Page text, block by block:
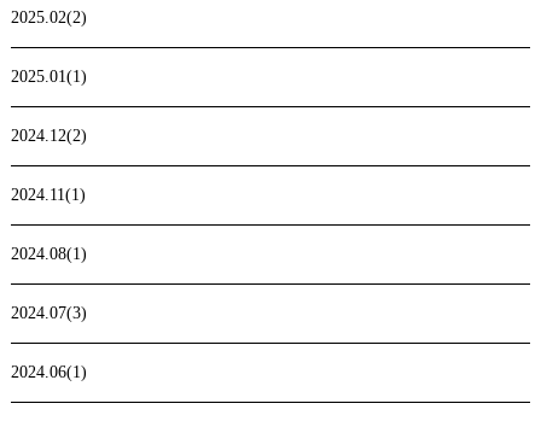
2025.02(2)
2025.01(1)
2024.12(2)
2024.11(1)
2024.08(1)
2024.07(3)
2024.06(1)